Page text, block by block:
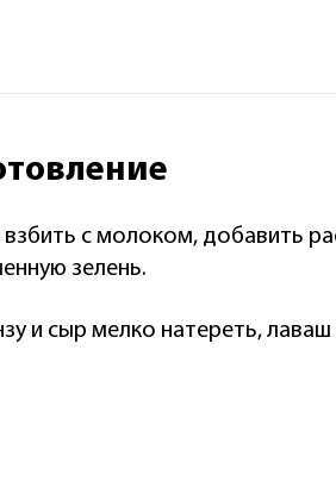
взбить с молоком, добавить
зелень.
и сыр мелко натереть, лаваш